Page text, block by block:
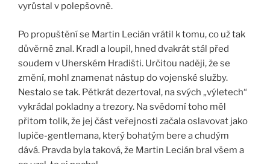
vyrůstal v polepšovně.
Po propuštění se Martin Lecián vrátil k tomu, co už tak
důvěrně znal. Kradl a loupil, hned dvakrát stál před
soudem v Uherském Hradišti. Určitou naději, že se
změní, mohl znamenat nástup do vojenské služby.
Nestalo se tak. Pětkrát dezertoval, na svých „výletech“
vykrádal pokladny a trezory. Na svědomí toho měl
přitom tolik, že jej část veřejnosti začala oslavovat jako
lupiče-gentlemana, který bohatým bere a chudým
dává. Pravda byla taková, že Martin Lecián bral všem a